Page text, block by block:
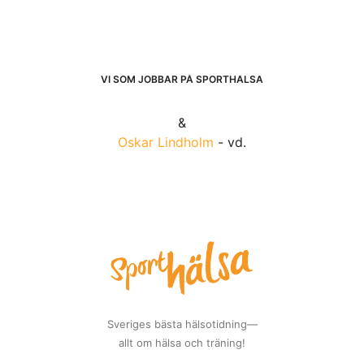
VI SOM JOBBAR PÅ SPORTHÄLSA
&
Oskar Lindholm - vd.
Sveriges bästa hälsotidning—
allt om hälsa och träning!